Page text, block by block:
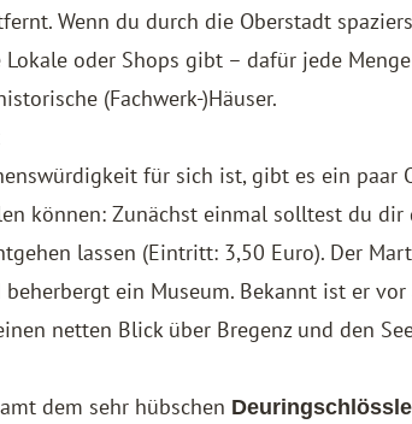
Wenn du durch die Oberstadt
oder Shops gibt – dafür jede
(Fachwerk-)Häuser.
für sich ist, gibt es ein paar
können: Zunächst einmal solltest du dir
lassen (Eintritt: 3,50 Euro). Der
ein Museum. Bekannt ist er
netten Blick über Bregenz und den
dem sehr hübschen Deuringschlössle